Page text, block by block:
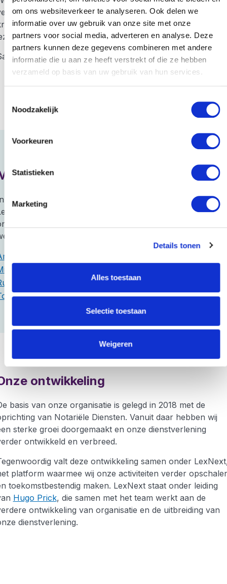
om ons websiteverkeer te analyseren. Ook delen we
informatie over uw gebruik van onze site met onze
partners voor social media, adverteren en analyse. Deze
partners kunnen deze gegevens combineren met andere
informatie die u aan ze heeft verstrekt of die ze hebben
verzameld op basis van uw gebruik van hun services.
Noodzakelijk
Voorkeuren
Statistieken
Marketing
Details tonen
Alles toestaan
Selectie toestaan
Weigeren
en samenwerking centraal staan. Je
de ruimte om initiatief te nemen, mee te denken en
verder te ontwikkelen.
bouwen we aan de volgende fase van LexNext!
the team
een serie artikelen stellen wij de medewerkers van
aan jou voor. De berichten verschijnen ook op
LinkedIn-pagina. Zo weet je wie er aan jouw dossiers
de Jong
Sommandas
Kuster
, administratief juridisch medewerker
de kantoorhond
ontwikkeling
basis van onze organisatie is gelegd in 2018 met de
van Notariële Diensten. Vanuit daar hebben wij
sterke groei doorgemaakt en onze dienstverlening
ontwikkeld en verbreed.
valt deze ontwikkeling samen onder
platform waarmee wij onze activiteiten verder
toekomstbestendig maken. LexNext staat onder leiding
Hugo Prick, die samen met het team werkt aan de
ontwikkeling van organisatie en de uitbreiding van
dienstverlening.